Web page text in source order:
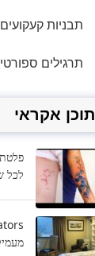
תבניות קעקועים
תרגילים
תוכן אקראי
לכל